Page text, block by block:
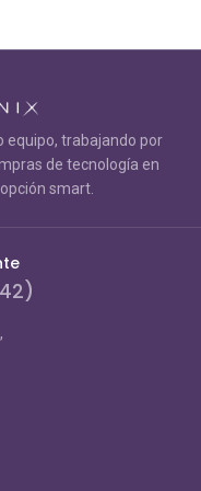
equipo, trabajando por
de tecnología en
smart.